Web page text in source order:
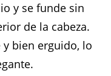
y se funde sin
de la cabeza.
y bien erguido, lo